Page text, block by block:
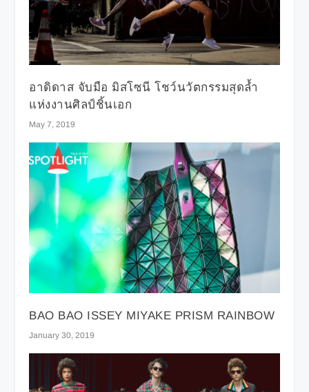
อาดิดาส จับมือ มิสโซนี โชว์นวัตกรรมสุดล้ำ
แห่งงานศิลป์ชิ้นเอก
May 7, 2019
BAO BAO ISSEY MIYAKE PRISM RAINBOW
January 30, 2019